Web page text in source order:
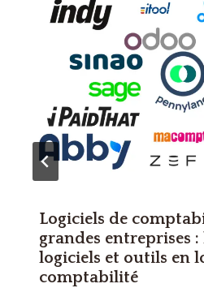
Logiciels de
grandes entreprises
logiciels et outils en
comptabilité